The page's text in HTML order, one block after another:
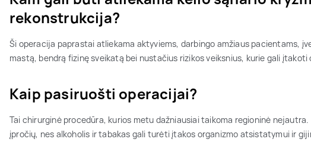
rekonstrukcija?
Ši operacija paprastai atliekama aktyviems, darbingo amžiaus pacientams,
mastą, bendrą fizinę sveikatą bei nustačius rizikos veiksnius, kurie gali
Kaip pasiruošti operacijai?
Tai chirurginė procedūra, kurios metu dažniausiai taikoma regioninė
įpročių, nes alkoholis ir tabakas gali turėti įtakos organizmo atsistatymui ir